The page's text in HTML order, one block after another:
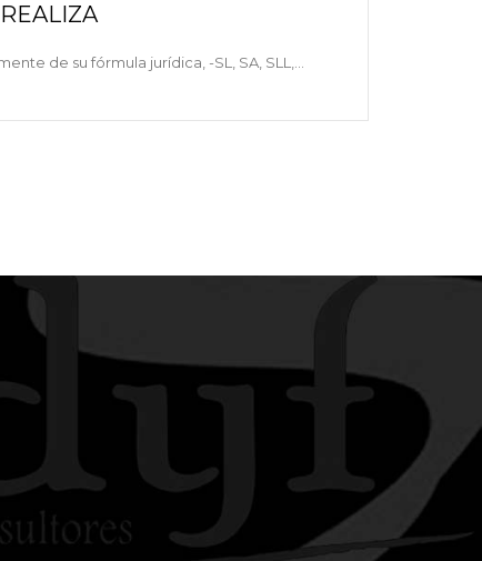
de su fórmula jurídica, -SL, SA, SLL,…